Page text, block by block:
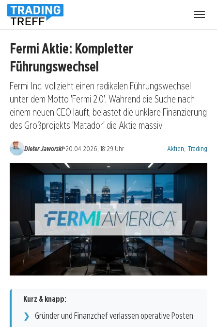
Fermi Aktie: Kompletter
Führungswechsel
Fermi Inc. vollzieht einen radikalen Führungswechsel
unter dem Motto 'Fermi 2.0'. Während die Suche nach
einem neuen CEO läuft, belastet die unklare Finanzierung
des Großprojekts 'Matador' die Aktie massiv.
Dieter Jaworski•20.04.2026, 18:29 Uhr Kategorien:
Aktien Trading
Kurz & knapp:
Gründer und Finanzchef verlassen operative Posten